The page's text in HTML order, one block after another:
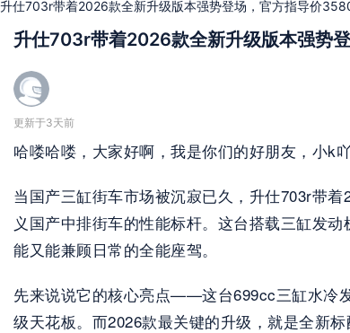
升仕703r带着2026款全新升级版本强势登场，官方指导价
升仕703r带着2026款全新升级版本强势
更新于3天前
哈喽哈喽，大家好啊，我是你们的好朋友，小k
当国产三缸街车市场被沉寂已久，升仕703r带
义国产中排街车的性能标杆。这台搭载三缸发
能又能兼顾日常的全能座驾。
先来说说它的核心亮点——这台699cc三缸水冷
级天花板。而2026款最关键的升级，就是全新